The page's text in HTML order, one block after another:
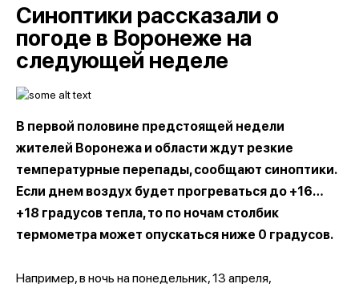
Синоптики рассказали о
погоде в Воронеже на
следующей неделе
В первой половине предстоящей недели
жителей Воронежа и области ждут резкие
температурные перепады, сообщают синоптики.
Если днем воздух будет прогреваться до +16…
+18 градусов тепла, то по ночам столбик
термометра может опускаться ниже 0 градусов.
Например, в ночь на понедельник, 13 апреля,